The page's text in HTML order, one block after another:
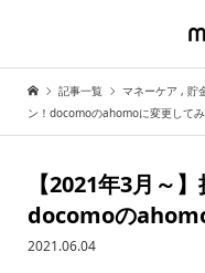
記事一覧 マネーケア , 貯
ン！docomoのahomoに変更して
【2021年3月～
docomoの
2021.06.04